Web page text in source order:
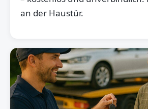
an der Haustür.